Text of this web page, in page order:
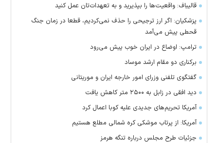
قالیباف: واقعیت‌ها را بپذیرید و به تعهدات‌تان عمل کنید
پزشکیان: اگر ارز ترجیحی را حذف نمی‌کردیم، قطعا در زمان جنگ
قحطی پیش می‌آمد
ترامپ: اوضاع در ایران خوب پیش می‌رود
برکناری دو مقام ارشد موساد
گفتگوی تلفنی وزرای امور خارجه ایران و موریتانی
دید افقی در زابل به ۲۵۰۰ متر کاهش یافت
آمریکا تحریم‌های جدیدی علیه کوبا اعمال کرد
آمریکا: از پرتاب موشکی کره شمالی مطلع هستیم
جزئیات طرح مجلس درباره تنگه هرمز